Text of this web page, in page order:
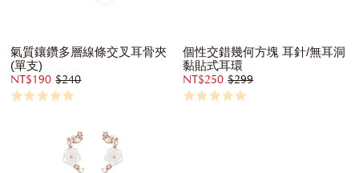
氣質鑲鑽多層線條交叉耳骨夾
(單支)
NT$190 $240
個性交錯幾何方塊 耳針/無耳洞
黏貼式耳環
NT$250 $299